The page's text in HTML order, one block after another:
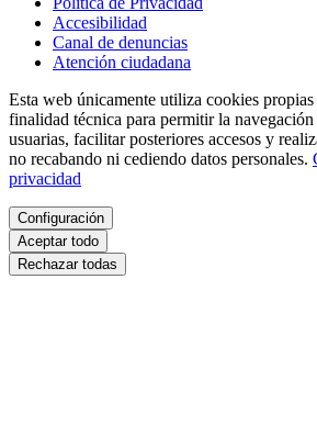
Accesibilidad
Canal de denuncias
Atención ciudadana
Esta web únicamente utiliza cookies
finalidad técnica para permitir la navegación
usuarias, facilitar posteriores accesos y
no recabando ni cediendo datos personales.
privacidad
Configuración
Aceptar todo
Rechazar todas